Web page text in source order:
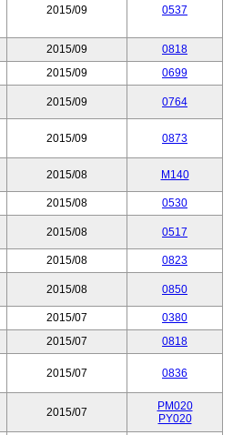
2015/09 0537
2015/09
0818
2015/09 0699
2015/09 0764
2015/09 0873
2015/08 M140
2015/08
0530
2015/08 0517
2015/08 0823
2015/08 0850
2015/07
0380
2015/07
0818
2015/07 0836
2015/07
PM020
PY020